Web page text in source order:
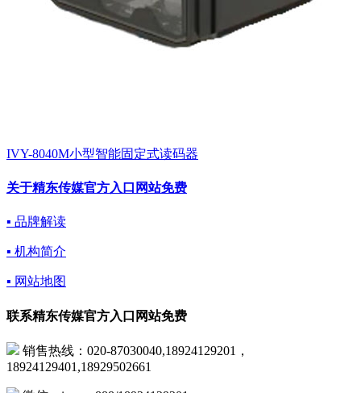
IVY-8040M小型智能固定式读码器
关于精东传媒官方入口网站免费
▪ 品牌解读
▪ 机构简介
▪ 网站地图
联系精东传媒官方入口网站免费
销售热线：020-87030040,18924129201，
18924129401,18929502661